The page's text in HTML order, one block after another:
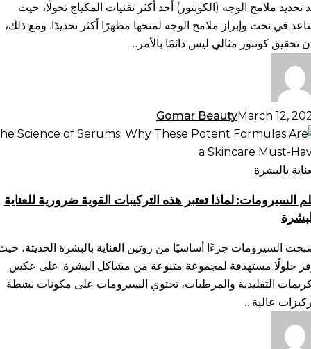
تحديد ملامح الوجه (الكونتور) أحد أكثر تقنيات المكياج تحولًا، حيث
في نحت وإبراز ملامح الوجه لمنحها مظهرًا أكثر تحديدًا. ومع ذلك،
تحقيق كونتور مثالي ليس دائمًا بالأمر…
Gomar BeautyMarch 12,
بالبشرة
السيرومات: لماذا تعتبر هذه التركيبات القوية ضرورية للعناية
السيرومات جزءًا أساسيًا من روتين العناية بالبشرة الحديثة،
حلولًا مستهدفة لمجموعة متنوعة من مشاكل البشرة. على عكس
التقليدية والمرطبات، تحتوي السيرومات على مكونات نشطة
عالية…